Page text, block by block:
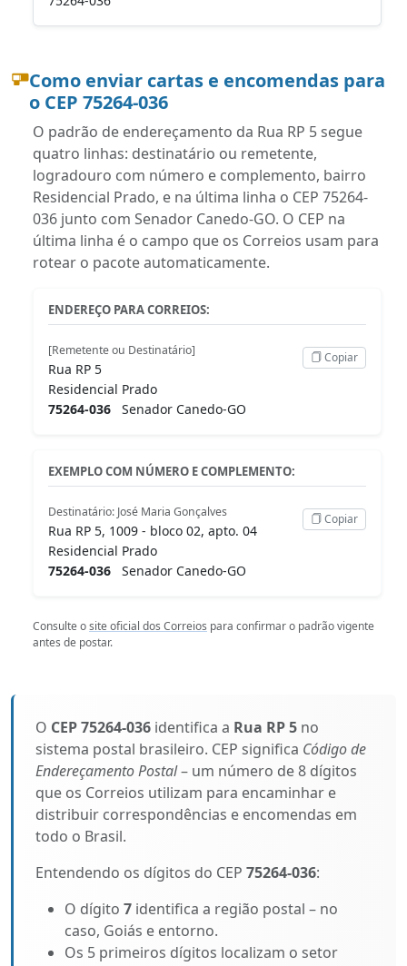
Como enviar cartas e encomendas para
o CEP 75264-036
O padrão de endereçamento da Rua RP 5 segue
quatro linhas: destinatário ou remetente,
logradouro com número e complemento, bairro
Residencial Prado, e na última linha o CEP 75264-
036 junto com Senador Canedo-GO. O CEP na
última linha é o campo que os Correios usam para
rotear o pacote automaticamente.
ENDEREÇO PARA CORREIOS:
[Remetente ou Destinatário]
Rua RP 5
Residencial Prado
75264-036 Senador Canedo-GO
Copiar
EXEMPLO COM NÚMERO E COMPLEMENTO:
Destinatário: José Maria Gonçalves
Rua RP 5, 1009 - bloco 02, apto. 04
Residencial Prado
75264-036 Senador Canedo-GO
Copiar
Consulte osite oficial dos Correios para confirmar o padrão vigente
antes de postar.
O CEP 75264-036 identifica a Rua RP 5 no
sistema postal brasileiro. CEP significa Código de
Endereçamento Postal– um número de 8 dígitos
que os Correios utilizam para encaminhar e
distribuir correspondências e encomendas em
todo o Brasil.
Entendendo os dígitos do CEP 75264-036:
O dígito 7 identifica a região postal – no
caso, Goiás e entorno.
Os 5 primeiros dígitos localizam o setor